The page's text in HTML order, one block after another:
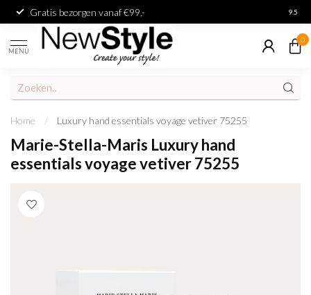
Gratis bezorgen vanaf €99,- 9.5
MENU
0
Home / Luxury hand essentials voyage vetiver 75255
Marie-Stella-Maris Luxury hand
essentials voyage vetiver 75255